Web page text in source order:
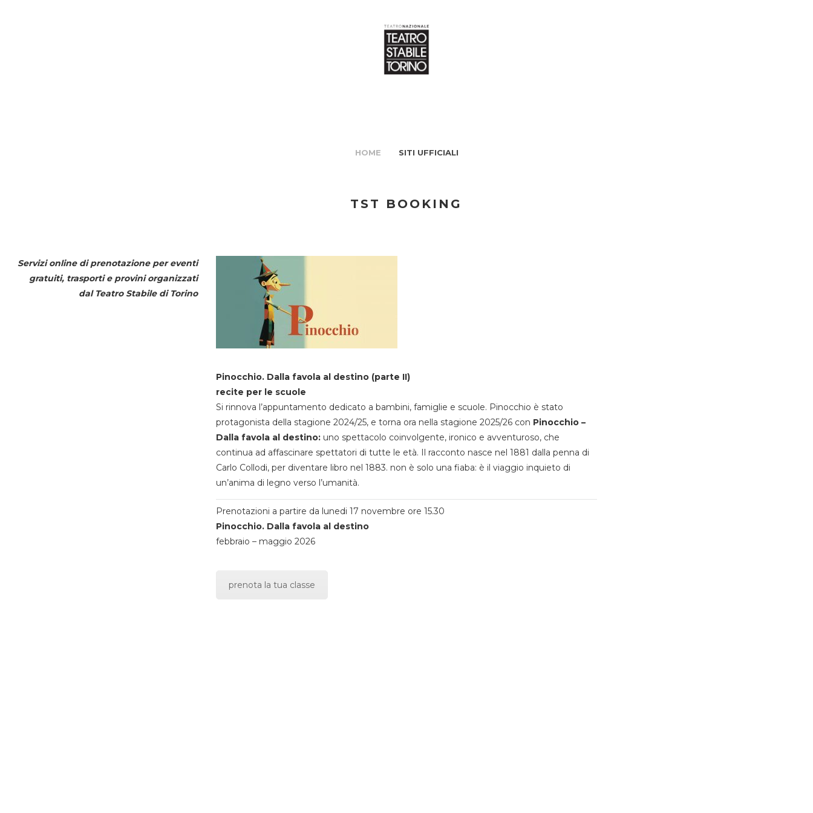
HOME SITI UFFICIALI
TST BOOKING
Servizi online di prenotazione per eventi
gratuiti, trasporti e provini organizzati
dal Teatro Stabile di Torino
Pinocchio. Dalla favola al destino (parte II)
recite per le scuole
Si rinnova l’appuntamento dedicato a bambini, famiglie e scuole. Pinocchio è stato
protagonista della stagione 2024/25, e torna ora nella stagione 2025/26 con Pinocchio –
Dalla favola al destino:uno spettacolo coinvolgente, ironico e avventuroso, che
continua ad affascinare spettatori di tutte le età. Il racconto nasce nel 1881 dalla penna di
Carlo Collodi, per diventare libro nel 1883. non è solo una fiaba: è il viaggio inquieto di
un’anima di legno verso l’umanità.
Prenotazioni a partire da lunedi 17 novembre ore 15.30
Pinocchio. Dalla favola al destino
febbraio – maggio 2026
prenota la tua classe